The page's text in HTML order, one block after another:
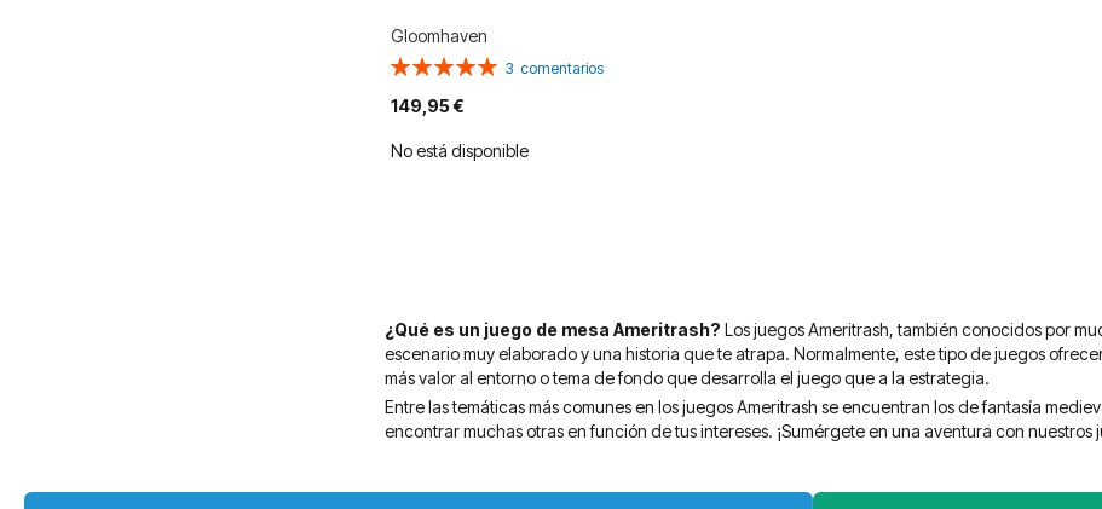
Gloomhaven
Valoración:
3 comentarios
149,95 €
No está disponible
¿Qué es un juego de mesa Ameritrash? Los juegos Ameritrash, también conocidos por
escenario muy elaborado y una historia que te atrapa. Normalmente, este tipo de juegos
más valor al entorno o tema de fondo que desarrolla el juego que a la estrategia.
Entre las temáticas más comunes en los juegos Ameritrash se encuentran los de fantasía
encontrar muchas otras en función de tus intereses. ¡Sumérgete en una aventura con nuestros